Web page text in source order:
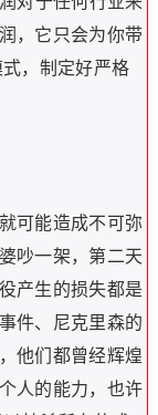
，它只会为你带
，制定好严格
可能造成不可弥
吵一架，第二天
产生的损失都是
件、尼克里森的
他们都曾经辉煌
人的能力，也许